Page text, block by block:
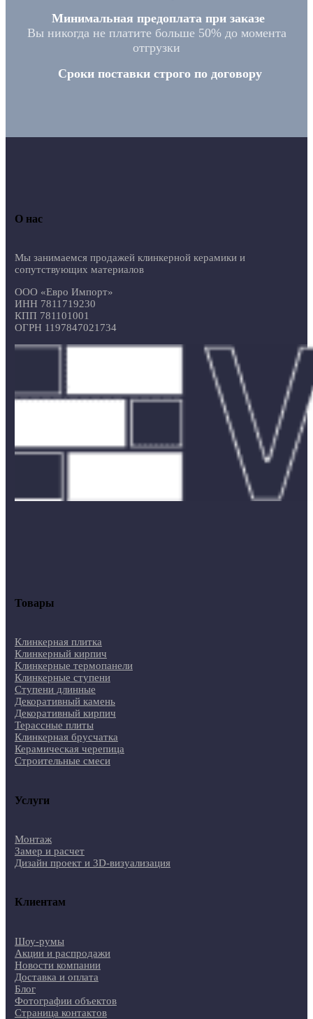
Минимальная предоплата при заказе
Вы никогда не платите больше 50% до момента
отгрузки
Сроки поставки строго по договору
О нас
Мы занимаемся продажей клинкерной керамики и
сопутствующих материалов
ООО «Евро Импорт»
ИНН 7811719230
КПП 781101001
ОГРН 1197847021734
Товары
Клинкерная плитка
Клинкерный кирпич
Клинкерные термопанели
Клинкерные ступени
Ступени длинные
Декоративный камень
Декоративный кирпич
Терассные плиты
Клинкерная брусчатка
Керамическая черепица
Строительные смеси
Услуги
Монтаж
Замер и расчет
Дизайн проект и 3D-визуализация
Клиентам
Шоу-румы
Акции и распродажи
Новости компании
Доставка и оплата
Блог
Фотографии объектов
Страница контактов